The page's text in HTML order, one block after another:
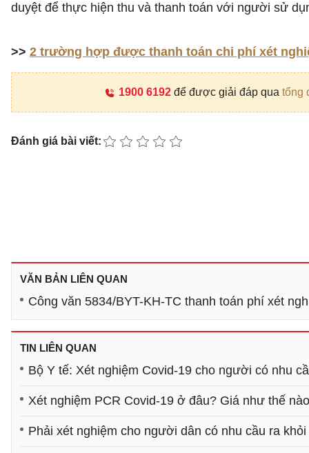
duyệt để thực hiện thu và thanh toán với người sử
>> 2 trường hợp được thanh toán chi phí xét
1900 6192để được giải đáp qua tổng
Đánh giá bài viết:
VĂN BẢN LIÊN QUAN
Công văn 5834/BYT-KH-TC thanh toán phí xét
TIN LIÊN QUAN
Bộ Y tế: Xét nghiệm Covid-19 cho người có nhu
Xét nghiệm PCR Covid-19 ở đâu? Giá như thế
Phải xét nghiệm cho người dân có nhu cầu ra khỏi